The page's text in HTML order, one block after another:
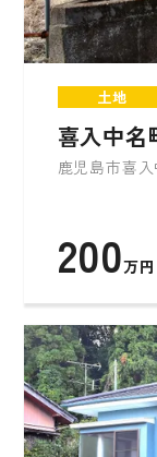
土地
喜入中名
鹿児島市喜
200万円